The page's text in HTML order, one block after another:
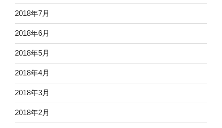
2018年7月
2018年6月
2018年5月
2018年4月
2018年3月
2018年2月